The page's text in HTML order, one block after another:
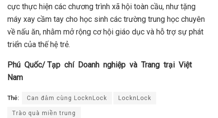
cực thực hiện các chương trình xã hội toàn cầu, như tặng
máy xay cầm tay cho học sinh các trường trung học chuyên
về nấu ăn, nhằm mở rộng cơ hội giáo dục và hỗ trợ sự phát
triển của thế hệ trẻ.
Phú Quốc/ Tạp chí Doanh nghiệp và Trang trại Việt
Nam
Thẻ: Can đảm cùng LocknLock
LocknLock
Trào quà miền trung